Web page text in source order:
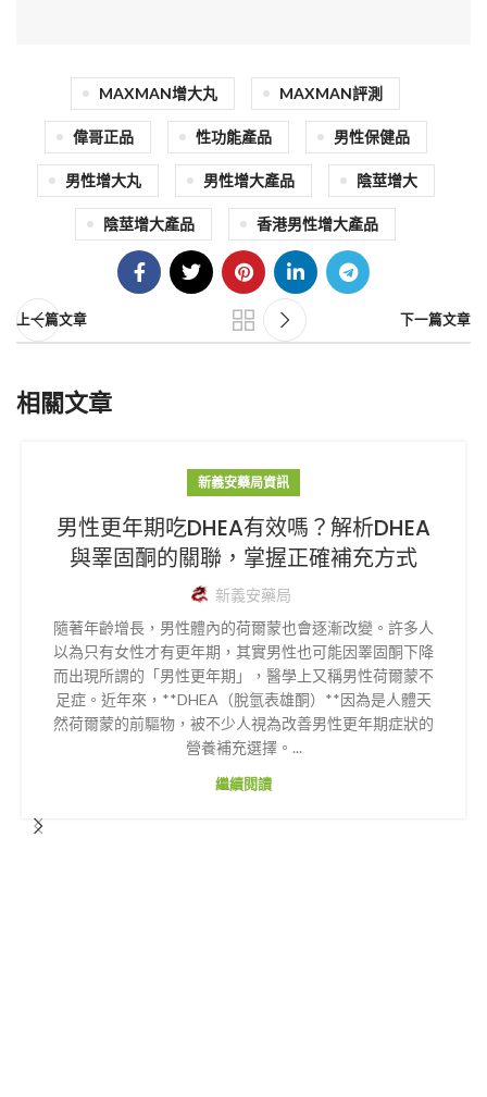
MAXMAN增大丸 MAXMAN評測
偉哥正品 性功能產品 男性保健品
男性增大丸 男性增大產品 陰莖增大
陰莖增大產品 香港男性增大產品
上一篇文章 下一篇文章
相關文章
新義安藥局資訊
男性更年期吃DHEA有效嗎？解析DHEA
與睪固酮的關聯，掌握正確補充方式
新義安藥局
隨著年齡增長，男性體內的荷爾蒙也會逐漸改變。許多人
以為只有女性才有更年期，其實男性也可能因睪固酮下降
而出現所謂的「男性更年期」，醫學上又稱男性荷爾蒙不
足症。近年來，**DHEA（脫氫表雄酮）**因為是人體天
然荷爾蒙的前驅物，被不少人視為改善男性更年期症狀的
營養補充選擇。...
繼續閱讀